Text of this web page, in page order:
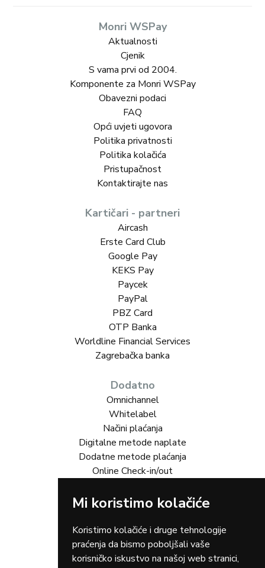
Mi koristimo kolačiće
Koristimo kolačiće i druge tehnologije
praćenja da bismo poboljšali vaše
korisničko iskustvo na našoj web stranici,
Monri WSPay
Aktualnosti
Cjenik
S vama prvi od 2004.
Komponente za Monri WSPay
Obavezni podaci
FAQ
Opći uvjeti ugovora
Politika privatnosti
Politika kolačića
Pristupačnost
Kontaktirajte nas
Kartičari - partneri
Aircash
Erste Card Club
Google Pay
KEKS Pay
Paycek
PayPal
PBZ Card
OTP Banka
Worldline Financial Services
Zagrebačka banka
Dodatno
Omnichannel
Whitelabel
Načini plaćanja
Digitalne metode naplate
Dodatne metode plaćanja
Online Check-in/out
Rješenja za vas
Turizam
Gastro
Rent-a-car